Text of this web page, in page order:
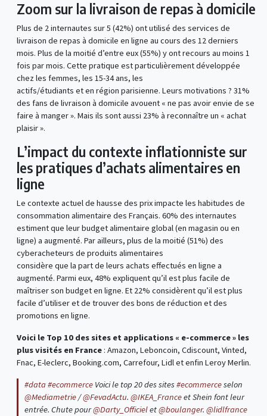
Zoom sur la livraison de repas à domicile
Plus de 2 internautes sur 5 (42%) ont utilisé des services de
livraison de repas à domicile en ligne au cours des 12 derniers
mois. Plus de la moitié d’entre eux (55%) y ont recours au moins 1
fois par mois. Cette pratique est particulièrement développée
chez les femmes, les 15-34 ans, les
actifs/étudiants et en région parisienne. Leurs motivations ? 31%
des fans de livraison à domicile avouent « ne pas avoir envie de se
faire à manger ». Mais ils sont aussi 23% à reconnaître un « achat
plaisir ».
L’impact du contexte inflationniste sur
les pratiques d’achats alimentaires en
ligne
Le contexte actuel de hausse des prix impacte les habitudes de
consommation alimentaire des Français. 60% des internautes
estiment que leur budget alimentaire global (en magasin ou en
ligne) a augmenté. Par ailleurs, plus de la moitié (51%) des
cyberacheteurs de produits alimentaires
considère que la part de leurs achats effectués en ligne a
augmenté. Parmi eux, 48% expliquent qu’il est plus facile de
maîtriser son budget en ligne. Et 22% considèrent qu’il est plus
facile d’utiliser et de trouver des bons de réduction et des
promotions en ligne.
Voici le Top 10 des sites et applications « e-commerce » les
plus visités en France: Amazon, Leboncoin, Cdiscount, Vinted,
Fnac, E-leclerc, Booking.com, Carrefour, Lidl et enfin Leroy Merlin.
#data#ecommerceVoici le top 20 des sites #ecommerceselon
@Mediametrie/@FevadActu. @IKEA_Franceet Shein font leur
entrée. Chute pour@Darty_Officielet@boulanger. @lidlfrance